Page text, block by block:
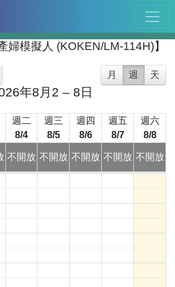
婦模擬人 (KOKEN/LM-114H)】
月 週 天
年8月2 – 8日
週二
8/4
週三
8/5
週四
8/6
週五
8/7
週六
8/8
不開放 不開放 不開放 不開放 不開放